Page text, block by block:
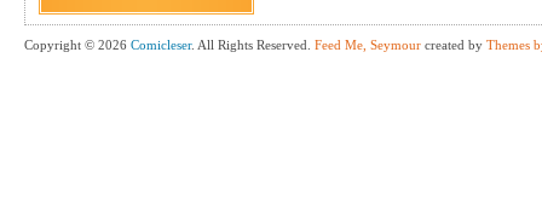
Copyright © 2026 Comicleser. All Rights Reserved. Feed Me, Seymour created by Themes